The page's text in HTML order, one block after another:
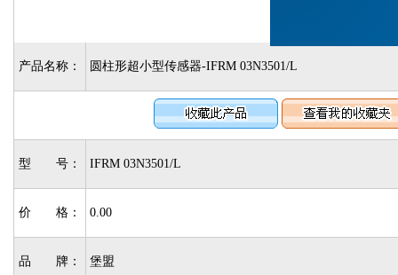
产品名称： 圆柱形超小型传感器-IFRM 03N3501/L
型 号： IFRM 03N3501/L
价 格： 0.00
品 牌： 堡盟